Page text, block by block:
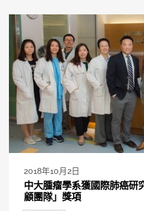
類
2018年10月2日
中大腫瘤學系獲國際肺癌研
顧團隊」獎項